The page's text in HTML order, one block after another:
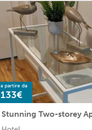
a partire da
133€